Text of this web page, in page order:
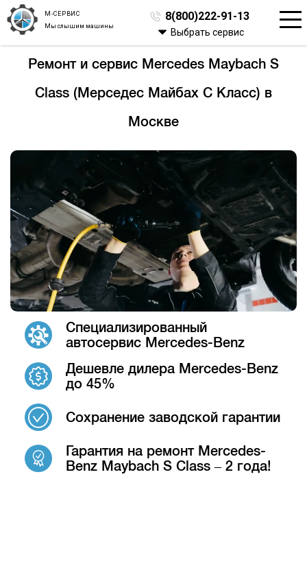
М-СЕРВИС
Мы слышим машины
8(800)222-91-13
Выбрать сервис
Ремонт и сервис Mercedes Maybach S
Class (Мерседес Майбах С Класс) в
Москве
Специализированный
автосервис Mercedes-Benz
Дешевле дилера Mercedes-Benz
до 45%
Сохранение заводской гарантии
Гарантия на ремонт Mercedes-
Benz Maybach S Class – 2 года!